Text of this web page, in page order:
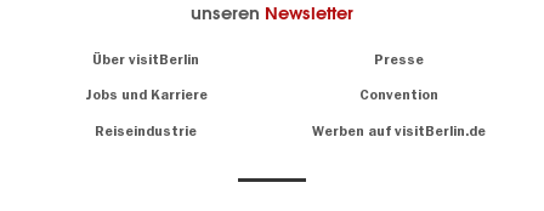
unseren Newsletter
Über visitBerlin Presse
Jobs und Karriere Convention
Reiseindustrie Werben auf visitBerlin.de
sind
für Sie da.
Insidertipps